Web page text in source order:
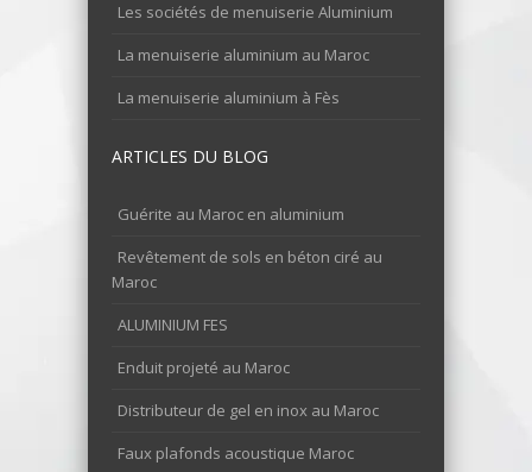
Les sociétés de menuiserie Aluminium
La menuiserie aluminium au Maroc
La menuiserie aluminium à Fès
ARTICLES DU BLOG
Guérite au Maroc en aluminium
Revêtement de sols en béton ciré au
Maroc
ALUMINIUM FES
Enduit projeté au Maroc
Distributeur de gel en inox au Maroc
Faux plafonds acoustique Maroc